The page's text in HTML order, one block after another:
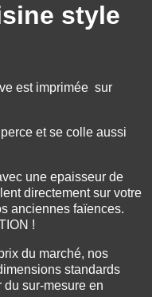
style
est imprimée sur
et se colle aussi
une epaisseur de
directement sur votre
anciennes faïences.
!
du marché, nos
standards
sur-mesure en